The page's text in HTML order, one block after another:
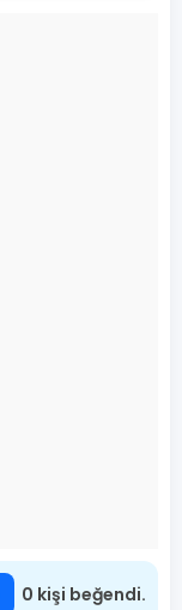
0 kişi beğendi.